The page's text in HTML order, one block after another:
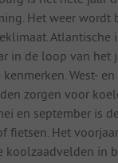
Het weer wordt
Atlantische
in de loop van het
West- en
zorgen voor
en september is
fietsen. Het
koolzaadvelden in